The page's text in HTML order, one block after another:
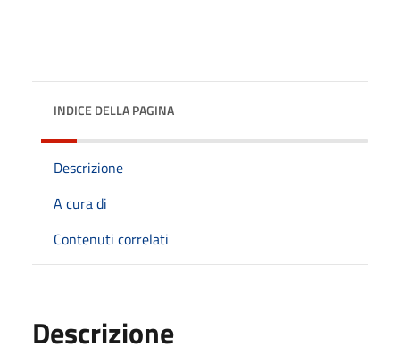
INDICE DELLA PAGINA
Descrizione
A cura di
Contenuti correlati
Descrizione